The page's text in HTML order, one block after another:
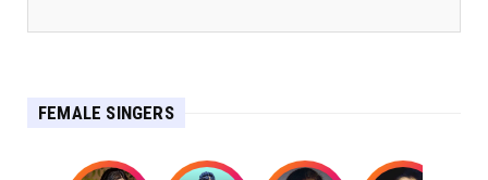
FEMALE SINGERS